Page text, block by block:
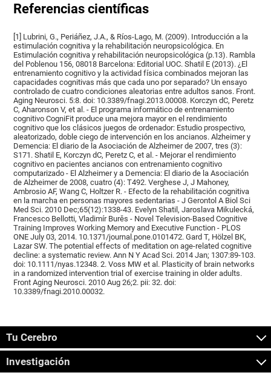
Referencias científicas
[1] Lubrini, G., Periáñez, J.A., & Ríos-Lago, M. (2009). Introducción a la
estimulación cognitiva y la rehabilitación neuropsicológica. En
Estimulación cognitiva y rehabilitación neuropsicológica (p.13). Rambla
del Poblenou 156, 08018 Barcelona: Editorial UOC. Shatil E (2013). ¿El
entrenamiento cognitivo y la actividad física combinados mejoran las
capacidades cognitivas más que cada uno por separado? Un ensayo
controlado de cuatro condiciones aleatorias entre adultos sanos. Front.
Aging Neurosci. 5:8. doi: 10.3389/fnagi.2013.00008. Korczyn dC, Peretz
C, Aharonson V, et al. - El programa informático de entrenamiento
cognitivo CogniFit produce una mejora mayor en el rendimiento
cognitivo que los clásicos juegos de ordenador: Estudio prospectivo,
aleatorizado, doble ciego de intervención en los ancianos. Alzheimer y
Demencia: El diario de la Asociación de Alzheimer de 2007, tres (3):
S171. Shatil E, Korczyn dC, Peretz C, et al. - Mejorar el rendimiento
cognitivo en pacientes ancianos con entrenamiento cognitivo
computarizado - El Alzheimer y a Demencia: El diario de la Asociación
de Alzheimer de 2008, cuatro (4): T492. Verghese J, J Mahoney,
Ambrosio AF, Wang C, Holtzer R. - Efecto de la rehabilitación cognitiva
en la marcha en personas mayores sedentarias - J Gerontol A Biol Sci
Med Sci. 2010 Dec;65(12):1338-43. Evelyn Shatil, Jaroslava Mikulecká,
Francesco Bellotti, Vladimír Burěs - Novel Television-Based Cognitive
Training Improves Working Memory and Executive Function - PLOS
ONE July 03, 2014. 10.1371/journal.pone.0101472. Gard T, Hölzel BK,
Lazar SW. The potential effects of meditation on age-related cognitive
decline: a systematic review. Ann N Y Acad Sci. 2014 Jan; 1307:89-103.
doi: 10.1111/nyas.12348. 2. Voss MW et al. Plasticity of brain networks
in a randomized intervention trial of exercise training in older adults.
Front Aging Neurosci. 2010 Aug 26;2. pii: 32. doi:
10.3389/fnagi.2010.00032.
Tu Cerebro
Investigación